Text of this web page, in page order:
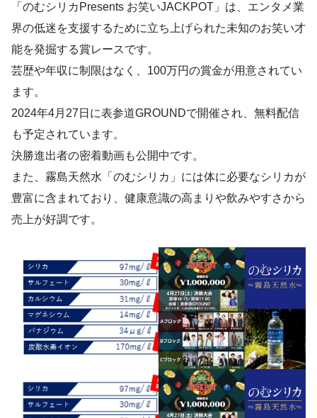
「のむシリカPresents お笑いJACKPOT」は、エンタメ業
界の低迷を支援するために立ち上げられた未知のお笑い才
能を発掘する賞レースです。
芸歴や年収に制限はなく、100万円の賞金が用意されてい
ます。
2024年4月27日に表参道GROUNDで開催され、無料配信
も予定されています。
決勝進出者の密着動画も公開中です。
また、霧島天然水「のむシリカ」には体に必要なシリカが
豊富に含まれており、健康意識の高まりや飲みやすさから
売上が好調です。